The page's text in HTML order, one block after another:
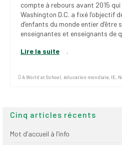
compte à rebours avant 2015 qui
Washington D.C. a fixé l’objectif
d’enfants du monde entier d’être
enseignantes et enseignants de
Lire la suite .
A World at School, éducation mondiale, IE,
Cinq articles récents
Mot d’accueil à l’info